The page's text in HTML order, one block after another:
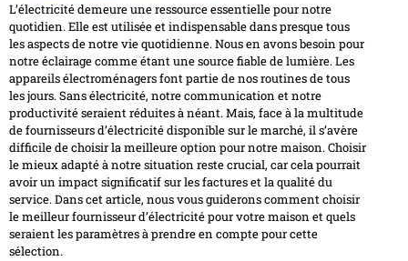
L’électricité demeure une ressource essentielle pour notre
quotidien. Elle est utilisée et indispensable dans presque tous
les aspects de notre vie quotidienne. Nous en avons besoin pour
notre éclairage comme étant une source fiable de lumière. Les
appareils électroménagers font partie de nos routines de tous
les jours. Sans électricité, notre communication et notre
productivité seraient réduites à néant. Mais, face à la multitude
de fournisseurs d’électricité disponible sur le marché, il s’avère
difficile de choisir la meilleure option pour notre maison. Choisir
le mieux adapté à notre situation reste crucial, car cela pourrait
avoir un impact significatif sur les factures et la qualité du
service. Dans cet article, nous vous guiderons comment choisir
le meilleur fournisseur d’électricité pour votre maison et quels
seraient les paramètres à prendre en compte pour cette
sélection.